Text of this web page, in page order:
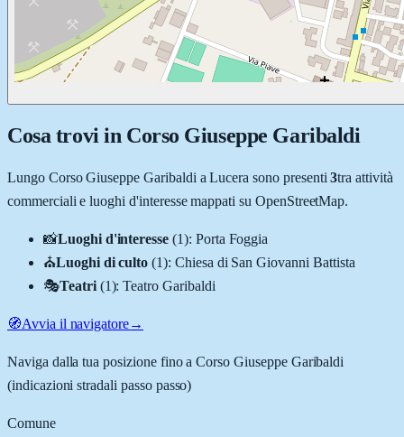
Cosa trovi in Corso Giuseppe Garibaldi
Lungo Corso Giuseppe Garibaldi aLucera sono presenti 3tra attività
commerciali e luoghi d'interesse mappati su OpenStreetMap.
📸Luoghi d'interesse (1): Porta Foggia
⛪Luoghi di culto (1): Chiesa di San Giovanni Battista
🎭Teatri (1):Teatro Garibaldi
🧭Avvia il navigatore→
Naviga dalla tua posizione fino aCorso Giuseppe Garibaldi
(indicazioni stradali passo passo)
Comune